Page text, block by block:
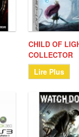
CHILD OF
COLLECTOR
Lire Plus